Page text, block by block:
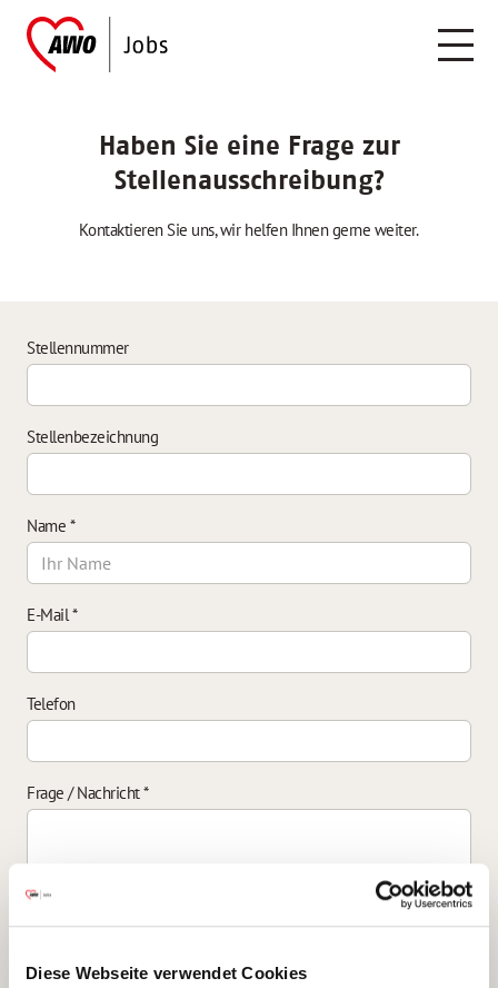
Diese Webseite verwendet Cookies
Haben Sie eine Frage zur
Stellenausschreibung?
Kontaktieren Sie uns, wir helfen Ihnen gerne weiter.
Stellennummer
Stellenbezeichnung
Name *
E-Mail*
Telefon
Frage / Nachricht*